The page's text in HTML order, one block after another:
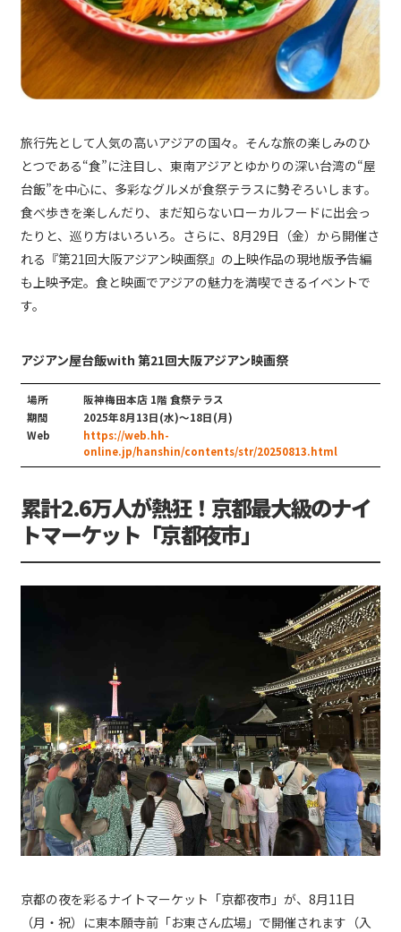
旅行先として人気の高いアジアの国々。そんな旅の楽しみのひ
とつである“食”に注目し、東南アジアとゆかりの深い台湾の“屋
台飯”を中心に、多彩なグルメが食祭テラスに勢ぞろいします。
食べ歩きを楽しんだり、まだ知らないローカルフードに出会っ
たりと、巡り方はいろいろ。さらに、8月29日（金）から開催さ
れる『第21回大阪アジアン映画祭』の上映作品の現地版予告編
も上映予定。食と映画でアジアの魅力を満喫できるイベントで
す。
アジアン屋台飯with 第21回大阪アジアン映画祭
場所
阪神梅田本店 1階 食祭テラス
期間
2025年8月13日(水)〜18日(月)
Web
https://web.hh-
online.jp/hanshin/contents/str/20250813.html
累計2.6万人が熱狂！京都最大級のナイ
トマーケット「京都夜市」
京都の夜を彩るナイトマーケット「京都夜市」が、8月11日
（月・祝）に東本願寺前「お東さん広場」で開催されます（入